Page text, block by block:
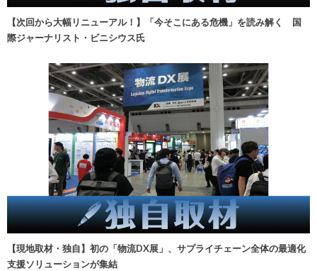
【次回から大幅リニューアル！】「今そこにある危機」を読み解く 国
際ジャーナリスト・ビニシウス氏
【現地取材・独自】初の「物流DX展」、サプライチェーン全体の最適化
支援ソリューションが集結